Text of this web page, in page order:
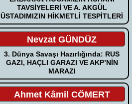
TAVSİYELERİ VE A. AKGÜL
ÜSTADIMIZIN HİKMETLİ TESPİTLERİ
Nevzat GÜNDÜZ
3. Dünya Savaşı Hazırlığında: RUS
GAZI, HAÇLI GARAZI VE AKP’NİN
MARAZI
Ahmet Kâmil CÖMERT